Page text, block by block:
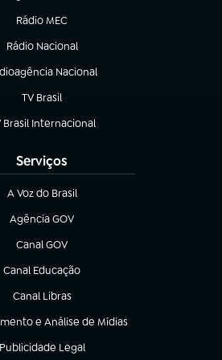
Rádio MEC
(abre em nova aba)
Rádio Nacional
Nacional
em nova aba)
TV Brasil
(abre em nova aba)
Brasil Internacional
em nova aba)
Serviços
A Voz do Brasil
(abre em nova aba)
Agência GOV
(abre em nova aba)
Canal GOV
(abre em nova aba)
Canal Educação
(abre em nova aba)
Canal Libras
(abre em nova aba)
e Análise de Mídias
aba)
Publicidade Legal
(abre em nova aba)